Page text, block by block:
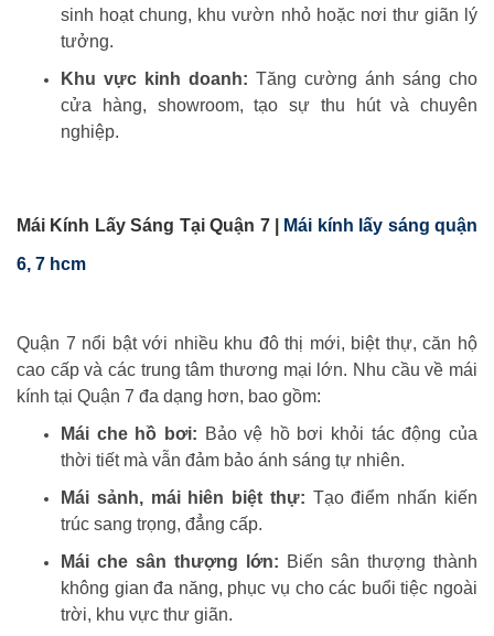
sinh hoạt chung, khu vườn nhỏ hoặc nơi thư giãn lý
tưởng.
Khu vực kinh doanh: Tăng cường ánh sáng cho
cửa hàng, showroom, tạo sự thu hút và chuyên
nghiệp.
Mái Kính Lấy Sáng Tại Quận 7 | Mái kính lấy sáng quận
6, 7 hcm
Quận 7 nổi bật với nhiều khu đô thị mới, biệt thự, căn hộ
cao cấp và các trung tâm thương mại lớn. Nhu cầu về mái
kính tại Quận 7 đa dạng hơn, bao gồm:
Mái che hồ bơi: Bảo vệ hồ bơi khỏi tác động của
thời tiết mà vẫn đảm bảo ánh sáng tự nhiên.
Mái sảnh, mái hiên biệt thự: Tạo điểm nhấn kiến
trúc sang trọng, đẳng cấp.
Mái che sân thượng lớn: Biến sân thượng thành
không gian đa năng, phục vụ cho các buổi tiệc ngoài
trời, khu vực thư giãn.